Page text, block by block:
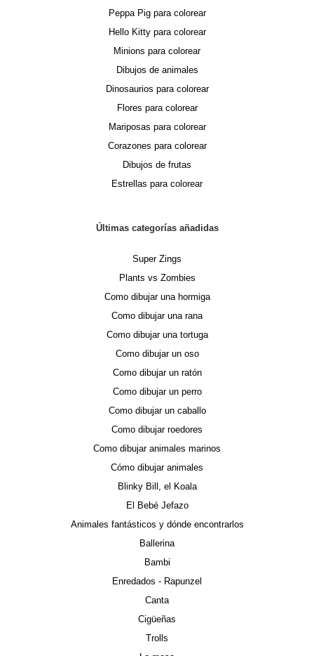
Peppa Pig para colorear
Hello Kitty para colorear
Minions para colorear
Dibujos de animales
Dinosaurios para colorear
Flores para colorear
Mariposas para colorear
Corazones para colorear
Dibujos de frutas
Estrellas para colorear
Últimas categorías añadidas
Super Zings
Plants vs Zombies
Como dibujar una hormiga
Como dibujar una rana
Como dibujar una tortuga
Como dibujar un oso
Como dibujar un ratón
Como dibujar un perro
Como dibujar un caballo
Como dibujar roedores
Como dibujar animales marinos
Cómo dibujar animales
Blinky Bill, el Koala
El Bebé Jefazo
Animales fantásticos y dónde encontrarlos
Ballerina
Bambi
Enredados - Rapunzel
Canta
Cigüeñas
Trolls